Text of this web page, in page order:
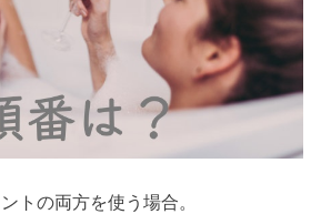
トの両方を使う場合。